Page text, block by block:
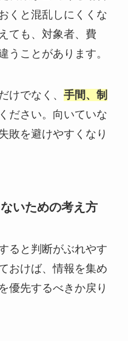
くと混乱しにくくな
ても、対象者、費
うことがあります。
けでなく、 手間、制
ださい。向いていな
敗を避けやすくなり
いための考え方
ると判断がぶれやす
おけば、情報を集め
優先するべきか戻り